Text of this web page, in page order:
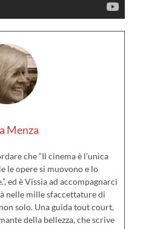
Menza
che “Il cinema è l’unica
le opere si muovono e lo
ed è Vissia ad accompagnarci
nelle mille sfaccettature di
solo. Una guida tout court,
della bellezza, che scrive